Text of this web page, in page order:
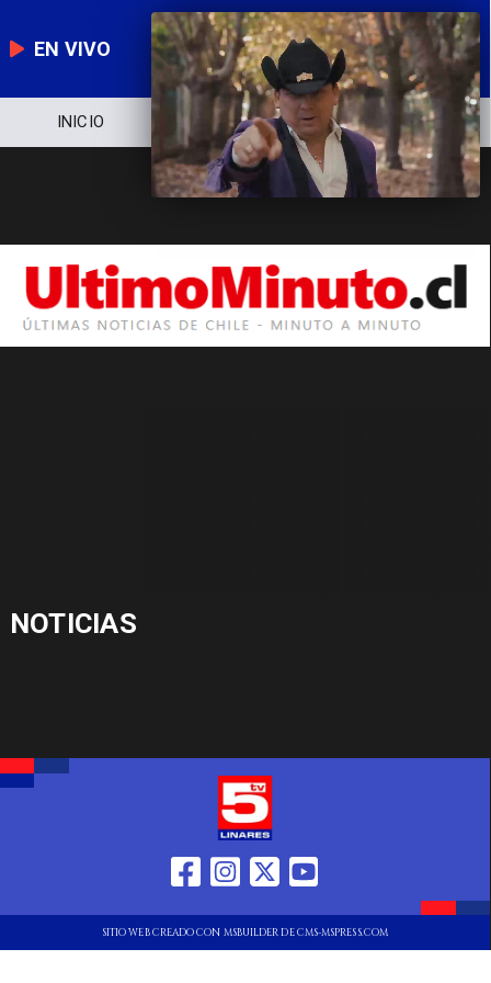
EN VIVO
INICIO NOTICIERO POLÍTICA
NOTICIAS
SITIO WEB CREADO CON MSBUILDER DE CMS-MSPRESS.COM